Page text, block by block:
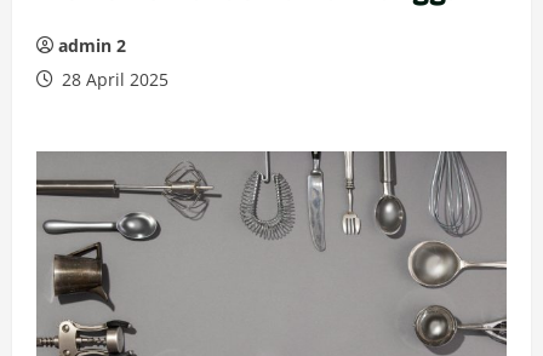
admin 2
28 April 2025